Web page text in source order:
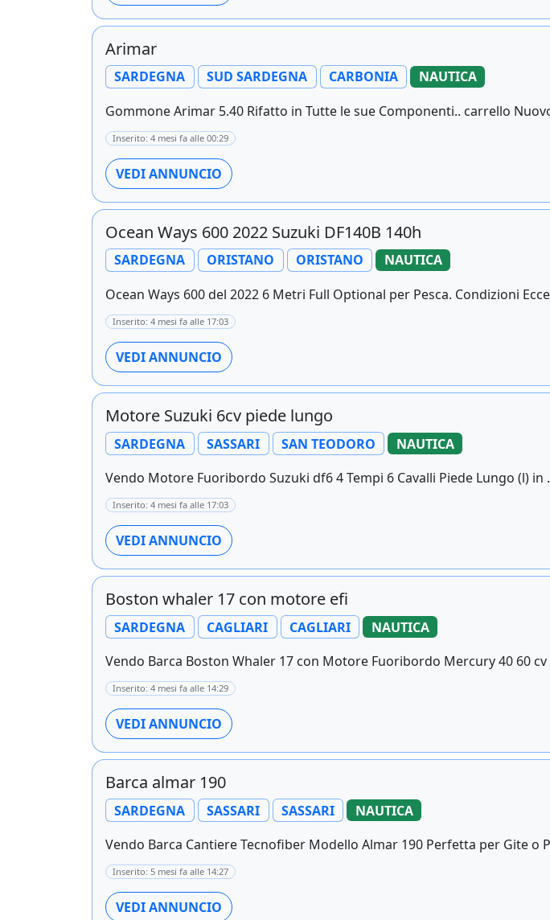
Arimar
SARDEGNA SUD SARDEGNA CARBONIA
NAUTICA
Gommone Arimar 5.40 Rifatto in Tutte le sue Componenti.. carrello
Inserito: 4 mesi fa alle 00:29
VEDI ANNUNCIO
Ocean Ways 600 2022 Suzuki DF140B 140h
SARDEGNA ORISTANO ORISTANO
NAUTICA
Ocean Ways 600 del 2022 6 Metri Full Optional per Pesca. Condizioni
Inserito: 4 mesi fa alle 17:03
VEDI ANNUNCIO
Motore Suzuki 6cv piede lungo
SARDEGNA SASSARI SAN TEODORO
NAUTICA
Vendo Motore Fuoribordo Suzuki df6 4 Tempi 6 Cavalli Piede Lungo (l) in
Inserito: 4 mesi fa alle 17:03
VEDI ANNUNCIO
Boston whaler 17 con motore efi
SARDEGNA CAGLIARI CAGLIARI
NAUTICA
Vendo Barca Boston Whaler 17 con Motore Fuoribordo Mercury 40 60 cv
Inserito: 4 mesi fa alle 14:29
VEDI ANNUNCIO
Barca almar 190
SARDEGNA SASSARI SASSARI
NAUTICA
Vendo Barca Cantiere Tecnofiber Modello Almar 190 Perfetta per Gite o
Inserito: 5 mesi fa alle 14:27
VEDI ANNUNCIO